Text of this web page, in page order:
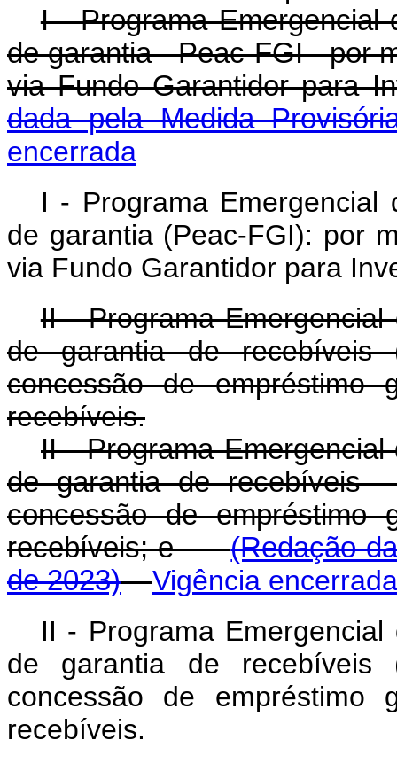
I - Programa Emergencial
de garantia - Peac-FGI - por
via Fundo Garantidor
dada pela Medida
encerrada
I - Programa Emergencial
de garantia (Peac-FGI): por
via Fundo Garantidor para
II - Programa
de garantia de recebíveis
concessão de empréstimo
recebíveis.
II - Programa
de garantia de recebíveis
concessão de empréstimo
recebíveis; e(Redação
de 2023)
Vigência encerrada
II - Programa
de garantia de recebíveis
concessão de empréstimo
recebíveis.